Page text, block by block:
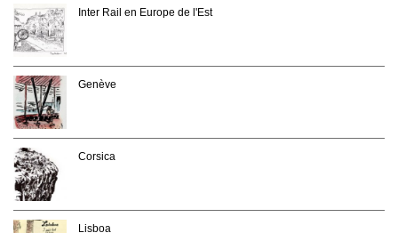
Inter Rail en Europe de l'Est
Genève
Corsica
Lisboa